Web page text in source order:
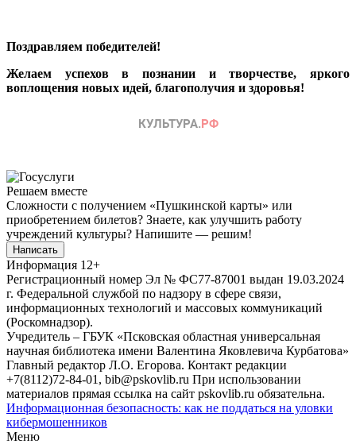
Поздравляем победителей!
Желаем успехов в познании и творчестве, яркого
воплощения новых идей, благополучия и здоровья!
Решаем вместе
Сложности с получением «Пушкинской карты» или
приобретением билетов? Знаете, как улучшить работу
учреждений культуры? Напишите — решим!
Написать
Информация 12+
Регистрационный номер Эл № ФС77-87001 выдан 19.03.2024
г. Федеральной службой по надзору в сфере связи,
информационных технологий и массовых коммуникаций
(Роскомнадзор).
Учредитель – ГБУК «Псковская областная универсальная
научная библиотека имени Валентина Яковлевича Курбатова»
Главный редактор Л.О. Егорова. Контакт редакции
+7(8112)72-84-01, bib@pskovlib.ru При использовании
материалов прямая ссылка на сайт pskovlib.ru обязательна.
Информационная безопасность: как не поддаться на уловки
кибермошенников
Меню